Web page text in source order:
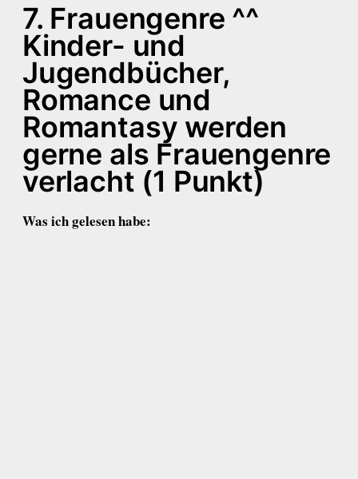
7. Frauengenre ^^
Kinder- und
Jugendbücher,
Romance und
Romantasy werden
gerne als Frauengenre
verlacht (1 Punkt)
Was ich gelesen habe: